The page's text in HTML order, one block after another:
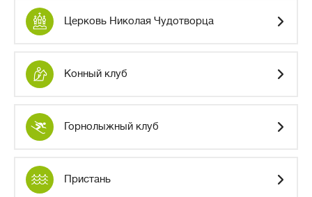
Церковь Николая Чудотворца
Конный клуб
Горнолыжный клуб
Пристань